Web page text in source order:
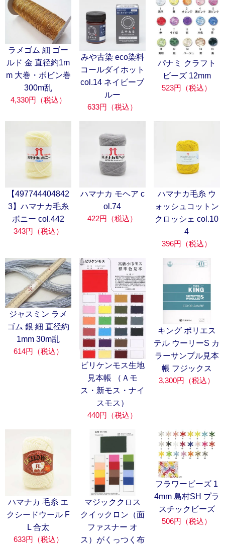
ラメゴム 細 ゴー
ルド 金 直径約1m
m 大巻・ボビン巻
300m乱
4,330円（税込）
みや古染 eco染料
コールダイホット
col.14 ネイビーブ
ルー
633円（税込）
パナミ クラフト
ビーズ 12mm
523円（税込）
【497744404842
3】ハマナカ毛糸
ボニー col.442
343円（税込）
ハマナカ モヘア c
ol.74
422円（税込）
ハマナカ毛糸 ウ
ォッシュコットン
クロッシェ col.10
4
396円（税込）
ジャスミン ラメ
ゴム 銀 細 直径約
1mm 30m乱
614円（税込）
ビリケンモス生地
見本帳 （Ａモ
ス・新モス・ナイ
スモス）
440円（税込）
キング ポリエス
テル ウーリーS カ
ラーサンプル見本
帳 フジックス
3,300円（税込）
ハマナカ 毛糸 エ
クシードウール F
L 合太
633円（税込）
マジッククロス
クイックロン（面
ファスナー オ
ス）がくっつく布
フラワービーズ 1
4mm 島村SH プラ
スチックビーズ
506円（税込）